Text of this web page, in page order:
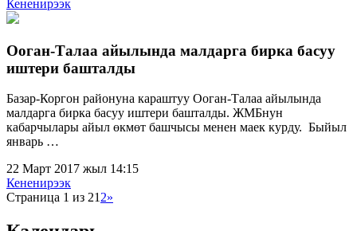
Кененирээк
Ооган-Талаа айылында малдарга бирка басуу
иштери башталды
Базар-Коргон районуна караштуу Ооган-Талаа айылында
малдарга бирка басуу иштери башталды. ЖМБнун
кабарчылары айыл өкмөт башчысы менен маек курду. Быйыл
январь …
22 Март 2017 жыл 14:15
Кененирээк
Страница 1 из 212»